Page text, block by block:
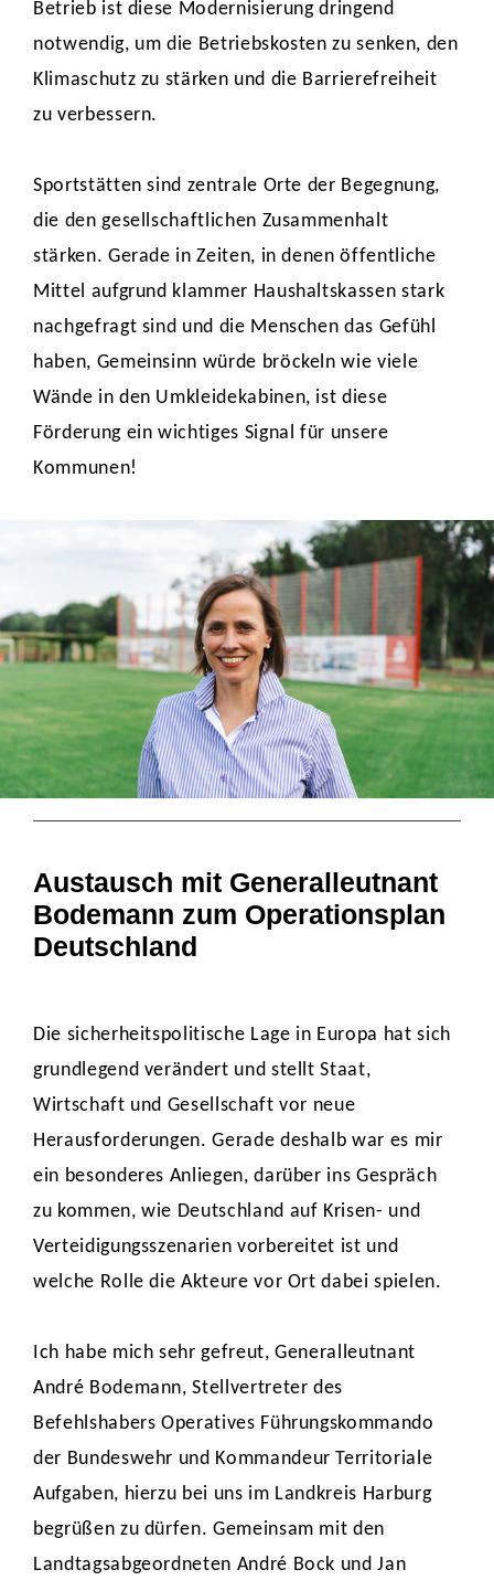
Betrieb ist diese Modernisierung dringend
notwendig, um die Betriebskosten zu senken, den
Klimaschutz zu stärken und die Barrierefreiheit
zu verbessern.
Sportstätten sind zentrale Orte der Begegnung,
die den gesellschaftlichen Zusammenhalt
stärken. Gerade in Zeiten, in denen öffentliche
Mittel aufgrund klammer Haushaltskassen stark
nachgefragt sind und die Menschen das Gefühl
haben, Gemeinsinn würde bröckeln wie viele
Wände in den Umkleidekabinen, ist diese
Förderung ein wichtiges Signal für unsere
Kommunen!
Austausch mit Generalleutnant
Bodemann zum Operationsplan
Deutschland
Die sicherheitspolitische Lage in Europa hat sich
grundlegend verändert und stellt Staat,
Wirtschaft und Gesellschaft vor neue
Herausforderungen. Gerade deshalb war es mir
ein besonderes Anliegen, darüber ins Gespräch
zu kommen, wie Deutschland auf Krisen- und
Verteidigungsszenarien vorbereitet ist und
welche Rolle die Akteure vor Ort dabei spielen.
Ich habe mich sehr gefreut, Generalleutnant
André Bodemann, Stellvertreter des
Befehlshabers Operatives Führungskommando
der Bundeswehr und Kommandeur Territoriale
Aufgaben, hierzu bei uns im Landkreis Harburg
begrüßen zu dürfen. Gemeinsam mit den
Landtagsabgeordneten André Bock und Jan